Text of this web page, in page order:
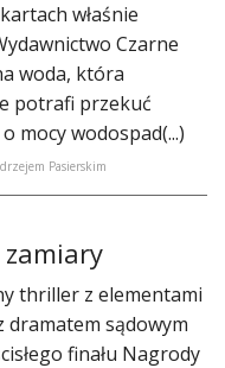
właśnie
Czarne
woda, która
potrafi przekuć
mocy wodospad(...)
Pasierskim
zamiary
thriller z elementami
dramatem sądowym
finału Nagrody